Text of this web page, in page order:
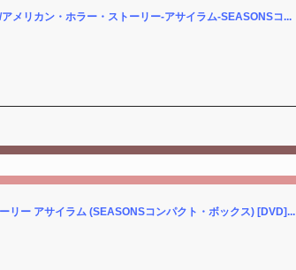
メリカン・ホラー・ストーリー-アサイラム-SEASONSコ...
リー アサイラム (SEASONSコンパクト・ボックス) [DVD]...